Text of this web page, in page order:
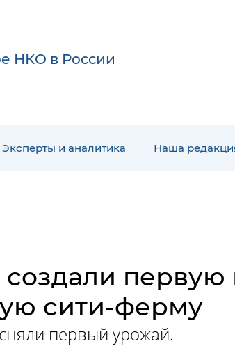
НКО в России
Эксперты и аналитика Наша
первую
сити-ферму
первый урожай.